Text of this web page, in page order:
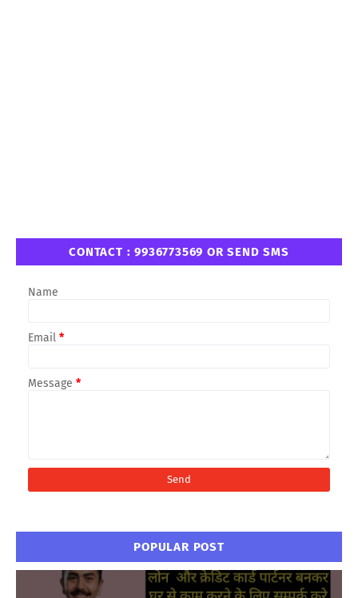
CONTACT : 9936773569 OR SEND SMS
Name
Email *
Message *
POPULAR POST